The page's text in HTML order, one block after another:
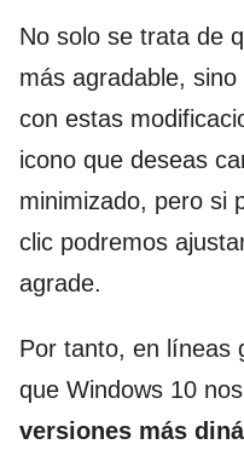
No solo se trata de
más agradable, sino
con estas
icono que deseas
minimizado, pero si
clic podremos
agrade.
Por tanto, en líneas
que Windows 10
versiones más